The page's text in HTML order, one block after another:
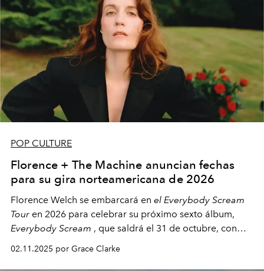
POP CULTURE
Florence + The Machine anuncian fechas
para su gira norteamericana de 2026
Florence Welch se embarcará en el Everybody Scream
Tour en 2026 para celebrar su próximo sexto álbum,
Everybody Scream , que saldrá el 31 de octubre, con
fechas en Norteamérica a partir de abril del próximo
02.11.2025 por Grace Clarke